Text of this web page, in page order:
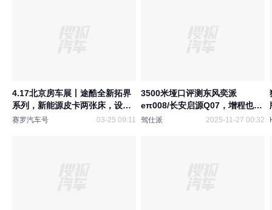
4.17北京房车展丨途酷全新拓界
系列，新能源皮卡两张床，设计
温馨布局有新意
赛罗汽车号 03-25 09:11
3500米垭口评测东风奕派
eπ008/长安启源Q07，增程也能
战插混
驾仕派 2025-11-27 00:32